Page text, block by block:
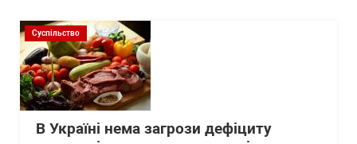
Суспільство
В Україні нема загрози дефіциту